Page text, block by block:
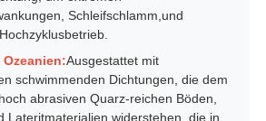
Schleifschlamm,und
Ausgestattet mit
schwimmenden Dichtungen, die dem
abrasiven Quarz-reichen Böden,
Lateritmaterialien widerstehen, die in